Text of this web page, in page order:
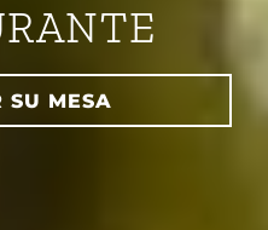
SU MESA